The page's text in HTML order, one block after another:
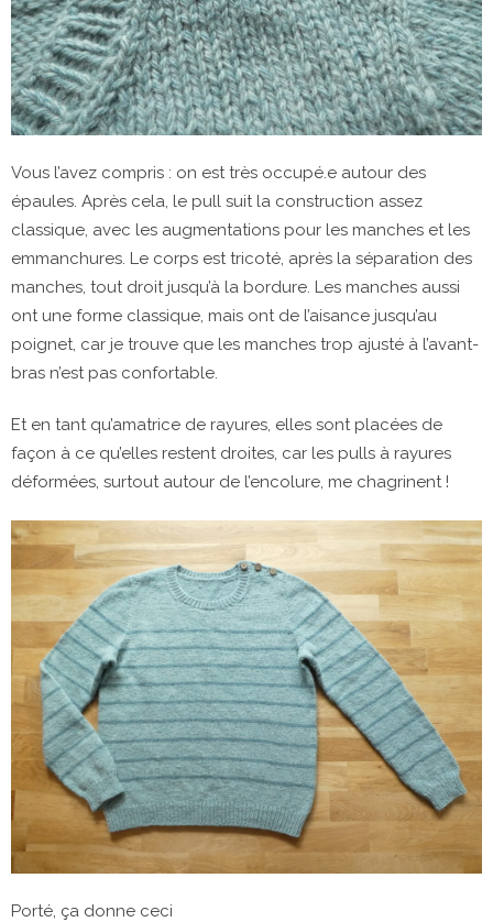
Vous l’avez compris : on est très occupé.e autour des
épaules. Après cela, le pull suit la construction assez
classique, avec les augmentations pour les manches et les
emmanchures. Le corps est tricoté, après la séparation des
manches, tout droit jusqu’à la bordure. Les manches aussi
ont une forme classique, mais ont de l’aisance jusqu’au
poignet, car je trouve que les manches trop ajusté à l’avant-
bras n’est pas confortable.
Et en tant qu’amatrice de rayures, elles sont placées de
façon à ce qu’elles restent droites, car les pulls à rayures
déformées, surtout autour de l’encolure, me chagrinent !
Porté, ça donne ceci